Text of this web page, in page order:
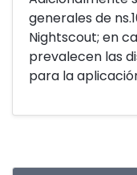
generales de
Nightscout; en
prevalecen las
para la